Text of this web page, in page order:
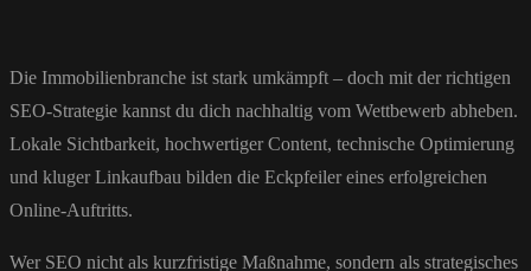
Die Immobilienbranche ist stark umkämpft – doch mit der richtigen
SEO-Strategie kannst du dich nachhaltig vom Wettbewerb abheben.
Lokale Sichtbarkeit, hochwertiger Content, technische Optimierung
und kluger Linkaufbau bilden die Eckpfeiler eines erfolgreichen
Online-Auftritts.
Wer SEO nicht als kurzfristige Maßnahme, sondern als strategisches